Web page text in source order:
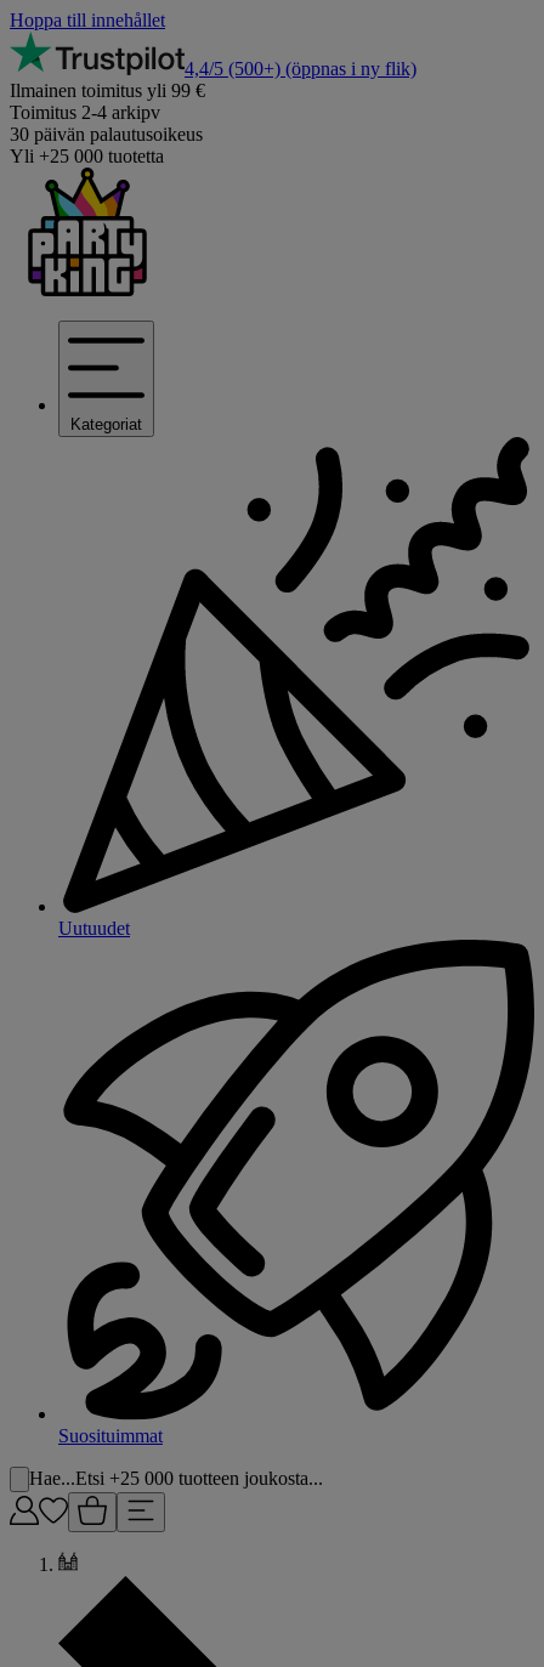
Hoppa till innehållet
4,4/5 (500+) (öppnas i ny flik)
Ilmainen toimitus yli 99 €
Toimitus 2-4 arkipv
30 päivän palautusoikeus
Yli +25 000 tuotetta
Kategoriat
Uutuudet
Suosituimmat
Hae...Etsi +25 000 tuotteen joukosta...